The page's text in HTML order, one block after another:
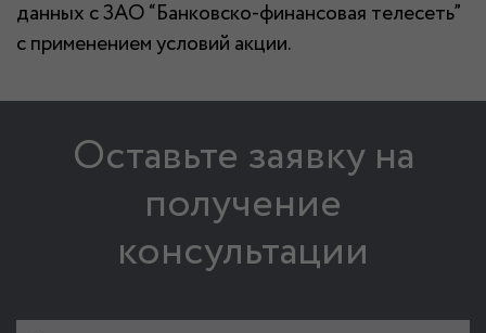
данных с ЗАО “Банковско-финансовая телесеть”
с применением условий акции.
Оставьте заявку на
получение
консультации